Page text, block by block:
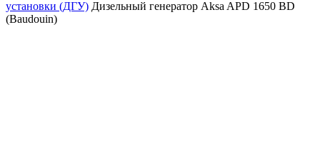
установки (ДГУ) Дизельный генератор Aksa APD 1650 BD
(Baudouin)